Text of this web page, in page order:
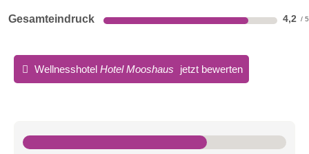
Gesamteindruck 4,2
Wellnesshotel Hotel Mooshaus jetzt bewerten